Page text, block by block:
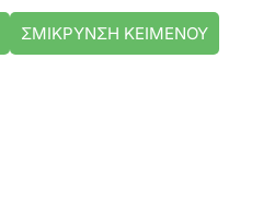
ΣΜΙΚΡΥΝΣΗ ΚΕΙΜΕΝΟΥ